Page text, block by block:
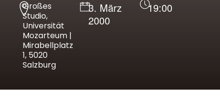
Großes
Studio,
Universität
Mozarteum |
Mirabellplatz
1, 5020
Salzburg
3. März
2000
19:00